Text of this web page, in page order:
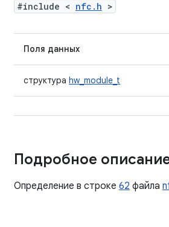
#include < nfc.h >
Поля данных
структура hw_module_t
Подробное
Определение в строке 62 файла